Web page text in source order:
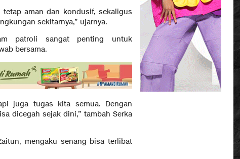
aman dan kondusif, sekaligus
sekitarnya,” ujarnya.
patroli sangat penting untuk
bersama.
juga tugas kita semua. Dengan
dicegah sejak dini,” tambah Serka
mengaku senang bisa terlibat